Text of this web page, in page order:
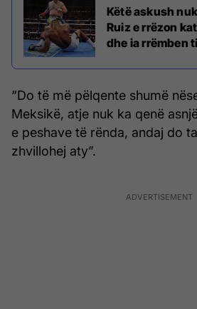
Këtë askush
Ruiz e rrëzon
dhe ia rrëmben
“Do të më pëlqente shumë
Meksikë, atje nuk ka qenë
e peshave të rënda, andaj do
zhvillohej aty”.